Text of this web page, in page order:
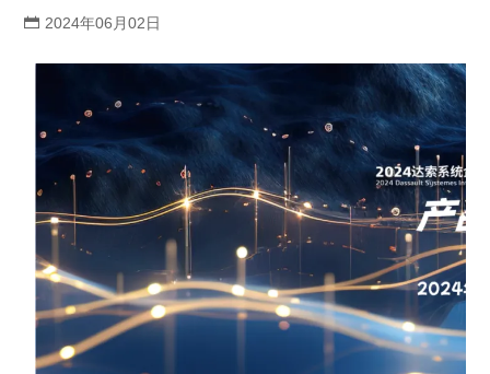
SOLIDWORKS 2D CAD
SOLIDWORKS 3D电气设计
SIMULATION结构仿真分析
 查看全部
了解SIMULIA多学科仿真应用
CST电磁仿真
Abaqus有限元仿真分析
Xflow流体仿真
3DEXPERIENCE云平台
什么是3DEXPERIENCE平台？
3DEXPERIENCE on the Cloud
3DEXPERIENCE Marketplace
推荐项目
ENOVIA产品全生命周期管理（PLM）
BIOVIA生命科学和材料科学
SOLIDWORKS PDM产品数据管理
推荐工具
DriveWorks参数化工具
SOLIDWORKS Inspection质量检验
​SOLIDWORKS Manage项目管理
DELMIA端到端ERP系统
查看全部
增值服务
增值服务-参数化
增值服务-标准化
可视化&数字孪生技术
Curtain e-locker(易锁)防止资料外泄系统
汽车行业数字化解决方案
工程设备设计解决方案
航天航空行业解决方案
能源行业数字化解决方案
机械设备行业数字化解决方案
家居行业数字化解决方案
电气柜及电气行业数字化解决方案
初创企业
企业家
教育工作者
研究人员
学生/初学者
产品的技术
最新版本
资源下载
系统要求
恒睿课堂
热门视频
往期视频
西南培训中心
走进西南培训中心
认证目录
在线培训
CSWP证书
推荐问答
SolidWorks采购指南：正版软件的成本构成与价值解析
SolidWorks代理商级别全解析：成都恒睿在西南区域凭
什么值得信赖？
SOLIDWORKS购买如何选择代理商？一文看懂避坑指南
3DEXPERIENCE 平台是什么？
SOLIDWORKS都有什么版本？哪个版本好用？
招聘岗位
销售类
技术类
职能类
关于恒睿
公司简介
团队介绍
培训认证
新闻资讯
公司动态
活动资讯
产品报价
获取SOLIDWORKS报价
联系我们
产品/服务
获取试用版
软件定制化开发
校企合作
购买学生版
 2024年06月02日